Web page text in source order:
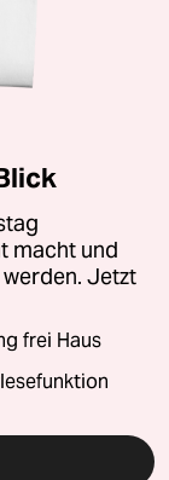
macht und
Jetzt
frei Haus